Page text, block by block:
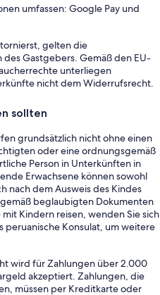
umfassen: Google Pay und
gelten die
Gastgebers. Gemäß den EU-
unterliegen
nicht dem Widerrufsrecht.
sollten
grundsätzlich nicht ohne einen
oder eine ordnungsgemäß
Person in Unterkünften in
Erwachsene können sowohl
nach dem Ausweis des Kindes
beglaubigten Dokumenten
Kindern reisen, wenden Sie sich
peruanische Konsulat, um weitere
wird für Zahlungen über 2.000
akzeptiert. Zahlungen, die
müssen per Kreditkarte oder